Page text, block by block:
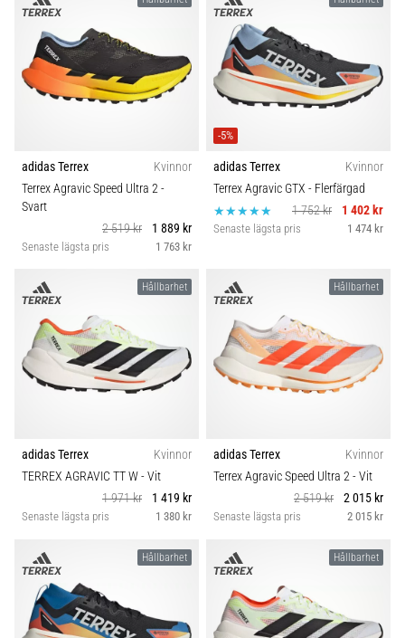
adidas Terrex
Kvinnor
Terrex Agravic Speed Ultra 2-
Svart
2 519 kr
1 889 kr
Senaste lägsta pris 1 763 kr
-5%
adidas Terrex
Kvinnor
Terrex Agravic GTX - Flerfärgad
1 752 kr
1 402 kr
Senaste lägsta pris 1 474 kr
Hållbarhet
adidas Terrex
Kvinnor
TERREX AGRAVIC TT W- Vit
1 971 kr
1 419 kr
Senaste lägsta pris 1 380 kr
Hållbarhet
adidas Terrex
Kvinnor
Terrex Agravic Speed Ultra 2- Vit
2 519 kr
2 015 kr
Senaste lägsta pris 2 015 kr
Hållbarhet Hållbarhet